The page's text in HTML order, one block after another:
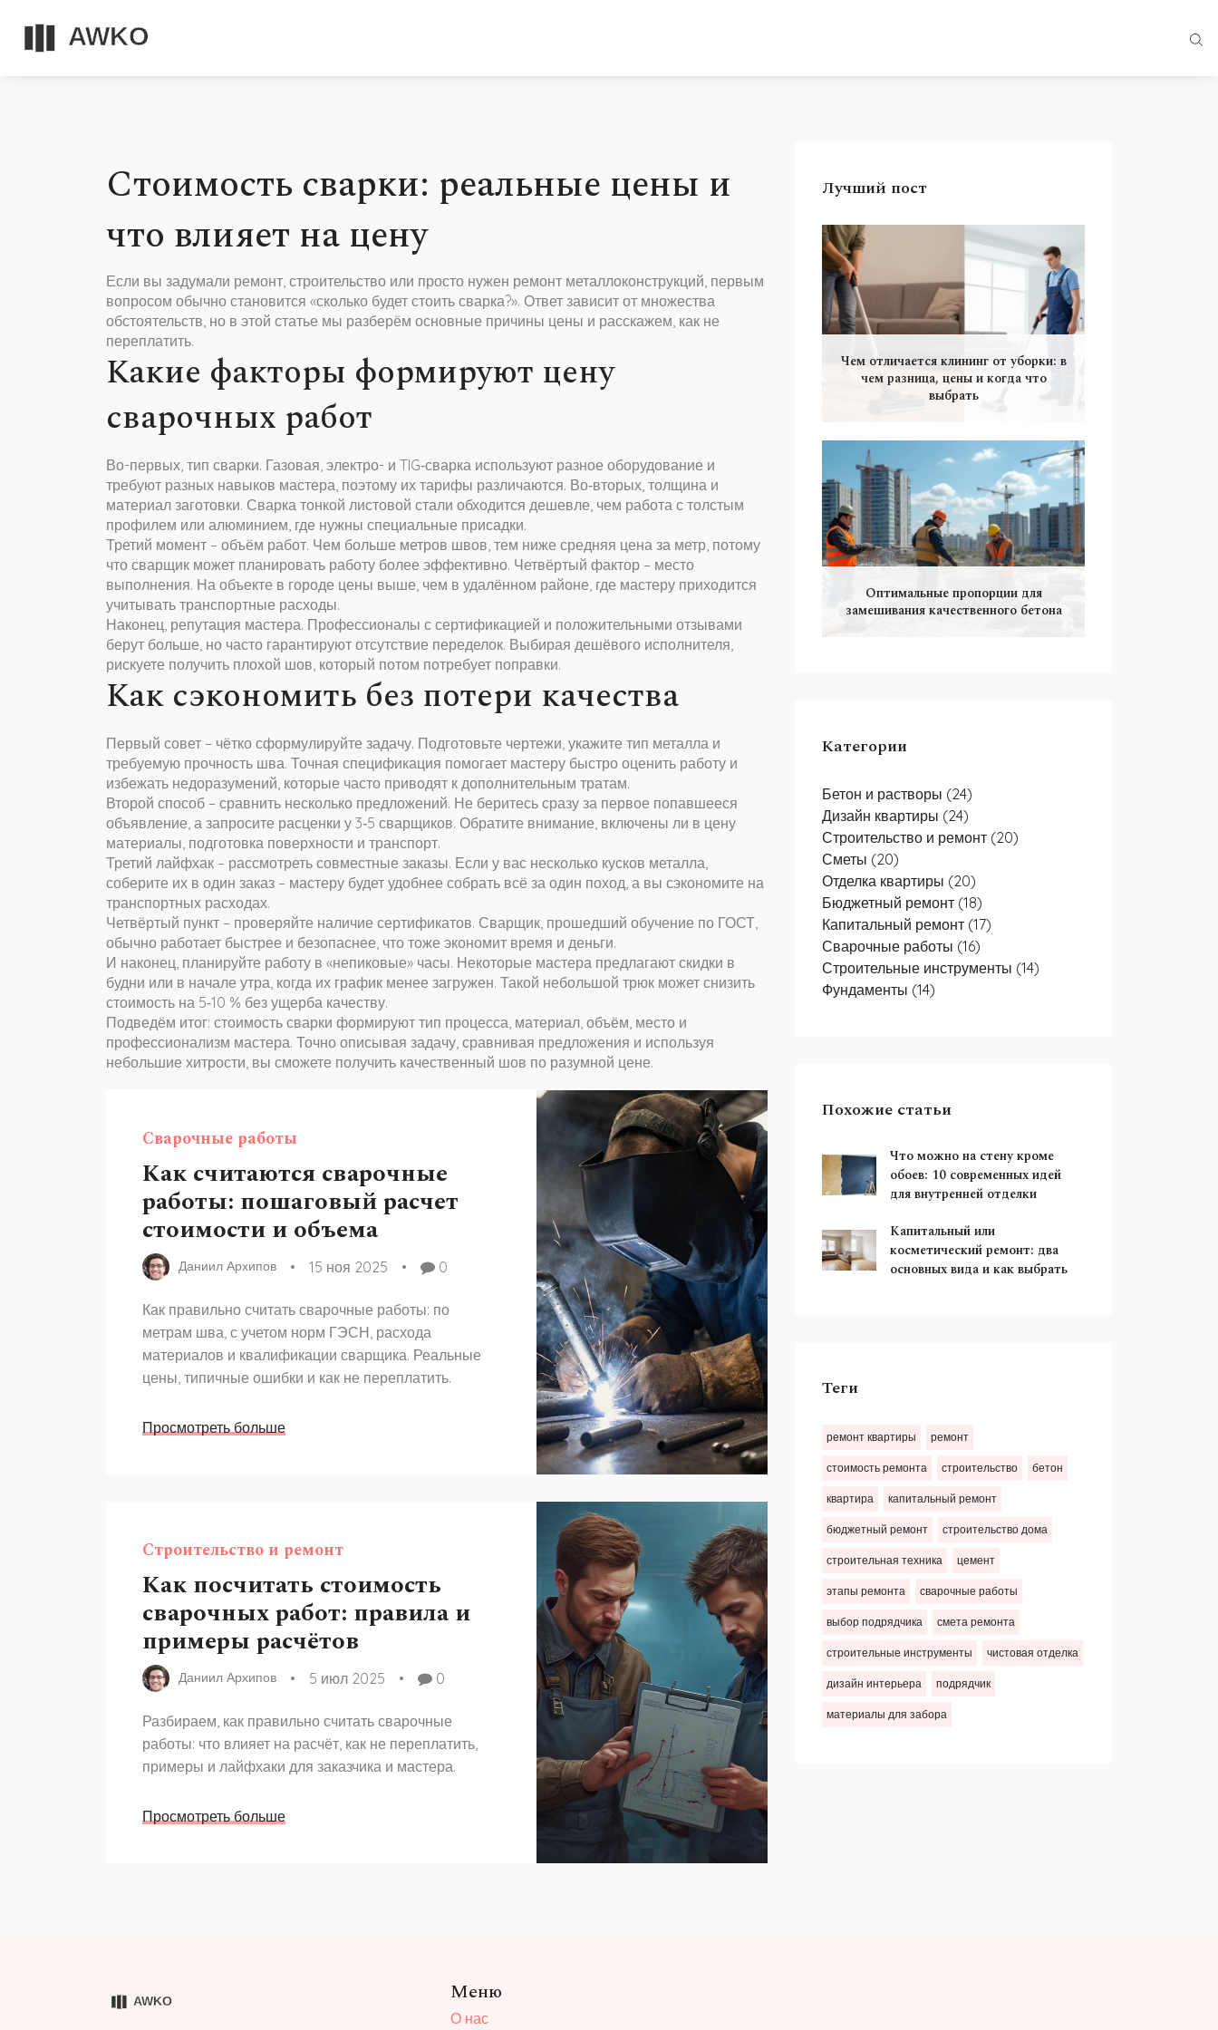
Стоимость сварки: реальные цены и
что влияет на цену
Если вы задумали ремонт, строительство или просто нужен ремонт металлоконструкций, первым
вопросом обычно становится «сколько будет стоить сварка?». Ответ зависит от множества
обстоятельств, но в этой статье мы разберём основные причины цены и расскажем, как не
переплатить.
Какие факторы формируют цену
сварочных работ
Во-первых, тип сварки. Газовая, электро- и TIG‑сварка используют разное оборудование и
требуют разных навыков мастера, поэтому их тарифы различаются. Во‑вторых, толщина и
материал заготовки. Сварка тонкой листовой стали обходится дешевле, чем работа с толстым
профилем или алюминием, где нужны специальные присадки.
Третий момент – объём работ. Чем больше метров швов, тем ниже средняя цена за метр, потому
что сварщик может планировать работу более эффективно. Четвёртый фактор – место
выполнения. На объекте в городе цены выше, чем в удалённом районе, где мастеру приходится
учитывать транспортные расходы.
Наконец, репутация мастера. Профессионалы с сертификацией и положительными отзывами
берут больше, но часто гарантируют отсутствие переделок. Выбирая дешёвого исполнителя,
рискуете получить плохой шов, который потом потребует поправки.
Как сэкономить без потери качества
Первый совет – чётко сформулируйте задачу. Подготовьте чертежи, укажите тип металла и
требуемую прочность шва. Точная спецификация помогает мастеру быстро оценить работу и
избежать недоразумений, которые часто приводят к дополнительным тратам.
Второй способ – сравнить несколько предложений. Не беритесь сразу за первое попавшееся
объявление, а запросите расценки у 3‑5 сварщиков. Обратите внимание, включены ли в цену
материалы, подготовка поверхности и транспорт.
Третий лайфхак – рассмотреть совместные заказы. Если у вас несколько кусков металла,
соберите их в один заказ – мастеру будет удобнее собрать всё за один поход, а вы сэкономите на
транспортных расходах.
Четвёртый пункт – проверяйте наличие сертификатов. Сварщик, прошедший обучение по ГОСТ,
обычно работает быстрее и безопаснее, что тоже экономит время и деньги.
И наконец, планируйте работу в «непиковые» часы. Некоторые мастера предлагают скидки в
будни или в начале утра, когда их график менее загружен. Такой небольшой трюк может снизить
стоимость на 5‑10 % без ущерба качеству.
Подведём итог: стоимость сварки формируют тип процесса, материал, объём, место и
профессионализм мастера. Точно описывая задачу, сравнивая предложения и используя
небольшие хитрости, вы сможете получить качественный шов по разумной цене.
Сварочные работы
Как считаются сварочные
работы: пошаговый расчет
стоимости и объема
Даниил Архипов 15 ноя 2025 0
Как правильно считать сварочные работы: по
метрам шва, с учетом норм ГЭСН, расхода
материалов и квалификации сварщика. Реальные
цены, типичные ошибки и как не переплатить.
Просмотреть больше
Строительство и ремонт
Как посчитать стоимость
сварочных работ: правила и
примеры расчётов
Даниил Архипов 5 июл 2025 0
Разбираем, как правильно считать сварочные
работы: что влияет на расчёт, как не переплатить,
примеры и лайфхаки для заказчика и мастера.
Просмотреть больше
Лучший пост
Чем отличается клининг от уборки: в
чем разница, цены и когда что
выбрать
Оптимальные пропорции для
замешивания качественного бетона
Категории
Бетон и растворы (24)
Дизайн квартиры (24)
Строительство и ремонт (20)
Сметы (20)
Отделка квартиры (20)
Бюджетный ремонт (18)
Капитальный ремонт (17)
Сварочные работы (16)
Строительные инструменты (14)
Фундаменты (14)
Похожие статьи
Что можно на стену кроме
обоев: 10 современных идей
для внутренней отделки
Капитальный или
косметический ремонт: два
основных вида и как выбрать
Теги
ремонт квартиры ремонт
стоимость ремонта строительство бетон
квартира капитальный ремонт
бюджетный ремонт строительство дома
строительная техника цемент
этапы ремонта сварочные работы
выбор подрядчика смета ремонта
строительные инструменты чистовая отделка
дизайн интерьера подрядчик
материалы для забора
Меню
О нас